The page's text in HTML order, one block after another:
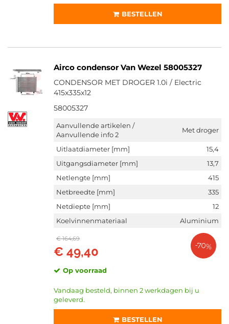
BESTELLEN
Airco condensor Van Wezel 58005327
CONDENSOR MET DROGER 1.0i / Electric
415x335x12
58005327
Aanvullende artikelen /
Aanvullende info 2
Met droger
Uitlaatdiameter [mm]
15,4
Uitgangsdiameter [mm]
13,7
Netlengte [mm]
415
Netbreedte [mm]
335
Netdiepte [mm]
12
Koelvinnenmateriaal
Aluminium
€ 164,69
€ 49,40 -70%
Op voorraad
Vandaag besteld, binnen 2 werkdagen bij u
geleverd.
BESTELLEN